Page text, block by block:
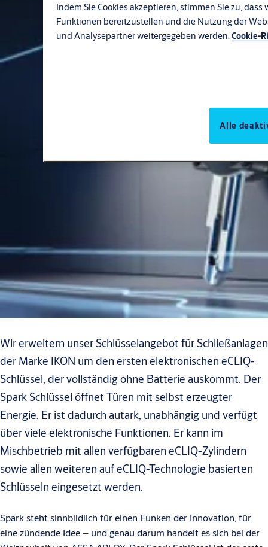
Wir erweitern unser Schlüsselangebot für Schließanlagen
der Marke IKON um den ersten elektronischen eCLIQ-
Schlüssel, der vollständig ohne Batterie auskommt. Der
Spark Schlüssel öffnet Türen mit selbst erzeugter
Energie. Er ist dadurch autark, unabhängig und verfügt
über viele elektronische Funktionen. Er kann im
Mischbetrieb mit allen verfügbaren eCLIQ-Zylindern
sowie allen weiteren auf eCLIQ-Technologie basierten
Schlüsseln eingesetzt werden.
Spark steht sinnbildlich für einen Funken der Innovation, für
eine zündende Idee – und genau darum handelt es sich bei der
Indem Sie Cookies akzeptieren, stimmen Sie zu,
Funktionen bereitzustellen und die Nutzung der
und Analysepartner weitergegeben werden.Cookie-
Alle